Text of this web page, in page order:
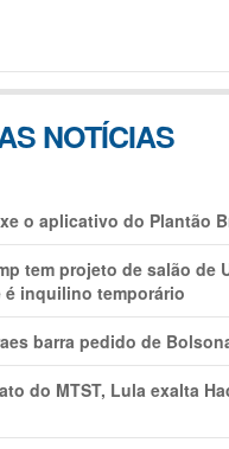
NOTÍCIAS
o aplicativo do Plantão
tem projeto de salão de
é inquilino temporário
barra pedido de
do MTST, Lula exalta